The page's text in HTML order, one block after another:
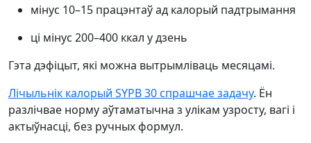
мінус 10–15 працэнтаў ад калорый падтрымання
ці мінус 200–400 ккал у дзень
Гэта дэфіцыт, які можна вытрымліваць месяцамі.
Лічыльнік калорый SYPB 30 спрашчае задачу. Ён
разлічвае норму аўтаматычна з улікам узросту, вагі і
актыўнасці, без ручных формул.